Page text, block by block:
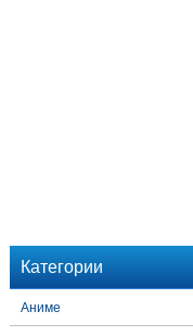
Категории
Аниме